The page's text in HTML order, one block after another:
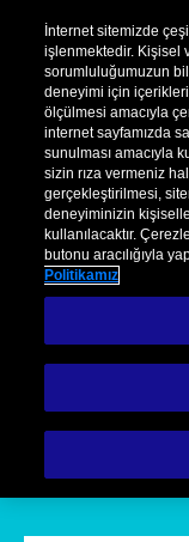
Kurumsal Hasar
Yönetici sorumluluk
Elit
İnternet sitemizde
işlenmektedir. Kişisel
sorumluluğumuzun
deneyimi için
ölçülmesi amacıyla
internet sayfamızda
sunulması amacıyla
sizin rıza vermeniz
gerçekleştirilmesi,
deneyiminizin
kullanılacaktır.
butonu aracılığıyla
Politikamız